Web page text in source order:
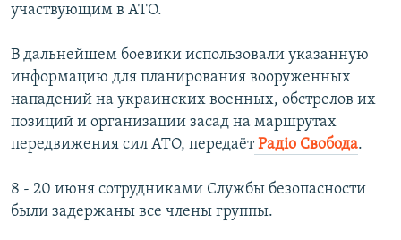
участвующим в АТО.
В дальнейшем боевики использовали указанную
информацию для планирования вооруженных
нападений на украинских военных, обстрелов их
позиций и организации засад на маршрутах
передвижения сил АТО, передаётРадіо Свобода.
8 - 20 июня сотрудниками Службы безопасности
были задержаны все члены группы.